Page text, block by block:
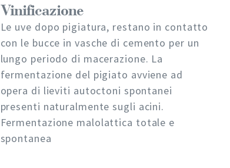
Vinificazione
Le uve dopo pigiatura, restano in contatto
con le bucce in vasche di cemento per un
lungo periodo di macerazione. La
fermentazione del pigiato avviene ad
opera di lieviti autoctoni spontanei
presenti naturalmente sugli acini.
Fermentazione malolattica totale e
spontanea